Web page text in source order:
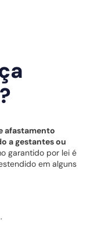
afastamento
a gestantes ou
garantido por lei é
em alguns